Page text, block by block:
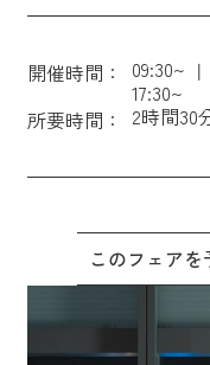
開催時間： 09:30~
17:30~
所要時間：
2時間30
このフェアを